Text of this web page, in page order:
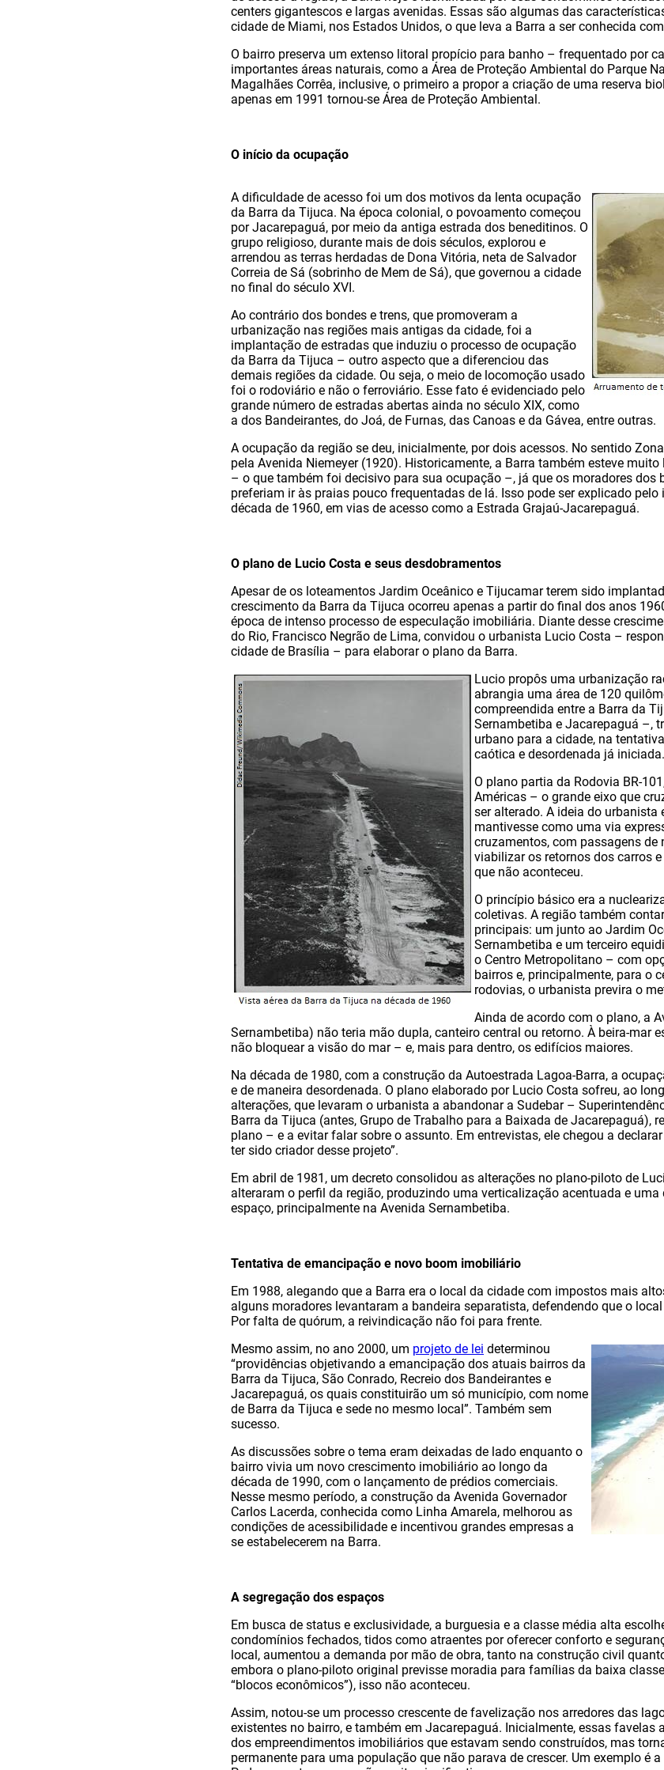
centers gigantescos e largas avenidas. Essas são algumas das
cidade de Miami, nos Estados Unidos, o que leva a Barra a ser conhecida
O bairro preserva um extenso litoral propício para banho – frequentado por
importantes áreas naturais, como a Área de Proteção Ambiental do Parque
Magalhães Corrêa, inclusive, o primeiro a propor a criação de uma reserva
apenas em 1991 tornou-se Área de Proteção Ambiental.
O início da ocupação
A dificuldade de acesso foi um dos motivos da lenta ocupação
da Barra da Tijuca. Na época colonial, o povoamento começou
por Jacarepaguá, por meio da antiga estrada dos beneditinos. O
grupo religioso, durante mais de dois séculos, explorou e
arrendou as terras herdadas de Dona Vitória, neta de Salvador
Correia de Sá (sobrinho de Mem de Sá), que governou a cidade
no final do século XVI.
Ao contrário dos bondes e trens, que promoveram a
urbanização nas regiões mais antigas da cidade, foi a
implantação de estradas que induziu o processo de ocupação
da Barra da Tijuca – outro aspecto que a diferenciou das
demais regiões da cidade. Ou seja, o meio de locomoção usado
foi o rodoviário e não o ferroviário. Esse fato é evidenciado pelo
grande número de estradas abertas ainda no século XIX, como
a dos Bandeirantes, do Joá, de Furnas, das Canoas e da Gávea, entre outras.
A ocupação da região se deu, inicialmente, por dois acessos. No sentido
pela Avenida Niemeyer (1920). Historicamente, a Barra também esteve
– o que também foi decisivo para sua ocupação –, já que os moradores dos
preferiam ir às praias pouco frequentadas de lá. Isso pode ser explicado
década de 1960, em vias de acesso como a Estrada Grajaú-Jacarepaguá.
O plano de Lucio Costa e seus desdobramentos
Apesar de os loteamentos Jardim Oceânico e Tijucamar terem sido
crescimento da Barra da Tijuca ocorreu apenas a partir do final dos anos
época de intenso processo de especulação imobiliária. Diante desse
do Rio, Francisco Negrão de Lima, convidou o urbanista Lucio Costa –
cidade de Brasília – para elaborar o plano da Barra.
Lucio propôs uma urbanização
abrangia uma área de 120
compreendida entre a Barra da
Sernambetiba e Jacarepaguá –,
urbano para a cidade, na
caótica e desordenada já iniciada.
O plano partia da Rodovia BR-
Américas – o grande eixo que
ser alterado. A ideia do urbanista
mantivesse como uma via
cruzamentos, com passagens de
viabilizar os retornos dos carros
que não aconteceu.
O princípio básico era a
coletivas. A região também
principais: um junto ao Jardim
Sernambetiba e um terceiro
o Centro Metropolitano – com
bairros e, principalmente, para o
rodovias, o urbanista previra o
Ainda de acordo com o plano, a
Sernambetiba) não teria mão dupla, canteiro central ou retorno. À beira-mar
não bloquear a visão do mar – e, mais para dentro, os edifícios maiores.
Na década de 1980, com a construção da Autoestrada Lagoa-Barra, a
e de maneira desordenada. O plano elaborado por Lucio Costa sofreu, ao
alterações, que levaram o urbanista a abandonar a Sudebar –
Barra da Tijuca (antes, Grupo de Trabalho para a Baixada de Jacarepaguá),
plano – e a evitar falar sobre o assunto. Em entrevistas, ele chegou a
ter sido criador desse projeto”.
Em abril de 1981, um decreto consolidou as alterações no plano-piloto de
alteraram o perfil da região, produzindo uma verticalização acentuada e
espaço, principalmente na Avenida Sernambetiba.
Tentativa de emancipação e novo boom imobiliário
Em 1988, alegando que a Barra era o local da cidade com impostos mais
alguns moradores levantaram a bandeira separatista, defendendo que o
Por falta de quórum, a reivindicação não foi para frente.
Mesmo assim, no ano 2000, um projeto de lei determinou
“providências objetivando a emancipação dos atuais bairros da
Barra da Tijuca, São Conrado, Recreio dos Bandeirantes e
Jacarepaguá, os quais constituirão um só município, com nome
de Barra da Tijuca e sede no mesmo local”. Também sem
sucesso.
As discussões sobre o tema eram deixadas de lado enquanto o
bairro vivia um novo crescimento imobiliário ao longo da
década de 1990, com o lançamento de prédios comerciais.
Nesse mesmo período, a construção da Avenida Governador
Carlos Lacerda, conhecida como Linha Amarela, melhorou as
condições de acessibilidade e incentivou grandes empresas a
se estabelecerem na Barra.
A segregação dos espaços
Em busca de status e exclusividade, a burguesia e a classe média alta
condomínios fechados, tidos como atraentes por oferecer conforto e
local, aumentou a demanda por mão de obra, tanto na construção civil
embora o plano-piloto original previsse moradia para famílias da baixa
“blocos econômicos”), isso não aconteceu.
Assim, notou-se um processo crescente de favelização nos arredores das
existentes no bairro, e também em Jacarepaguá. Inicialmente, essas favelas
dos empreendimentos imobiliários que estavam sendo construídos, mas
permanente para uma população que não parava de crescer. Um exemplo é